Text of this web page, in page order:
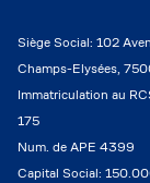
Siège Social: 102
Champs-Elysées,
Immatriculation au
175
Num. de APE 4399
Capital Social: